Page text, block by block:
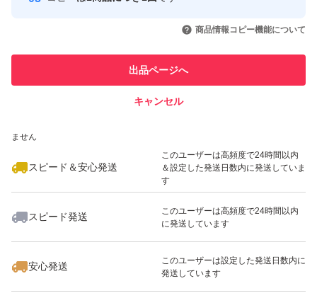
引を完了させた実績があります
での取引実績があります
ません
スピード＆安心発送
このユーザーは高頻度で24時間以内
＆設定した発送日数内に発送していま
す
スピード発送
このユーザーは高頻度で24時間以内
に発送しています
安心発送
このユーザーは設定した発送日数内に
発送しています
商品情報コピー機能について
出品ページへ
キャンセル
いいね！
3,750